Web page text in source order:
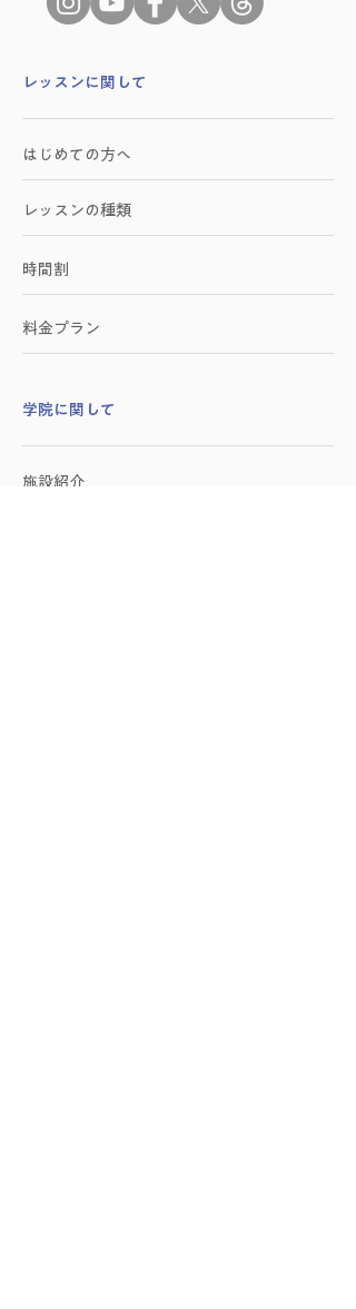
​レッスンに関して
はじめての方へ
レッスンの種類
時間割
料金プラン
学院に関して
施設紹介